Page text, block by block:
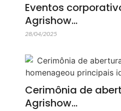
Eventos
Agrishow…
28/04/2025
Cerimônia de
Agrishow…